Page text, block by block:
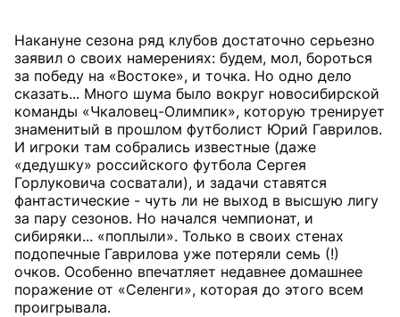
Накануне сезона ряд клубов достаточно серьезно
заявил о своих намерениях: будем, мол, бороться
за победу на «Востоке», и точка. Но одно дело
сказать... Много шума было вокруг новосибирской
команды «Чкаловец-Олимпик», которую тренирует
знаменитый в прошлом футболист Юрий Гаврилов.
И игроки там собрались известные (даже
«дедушку» российского футбола Сергея
Горлуковича сосватали), и задачи ставятся
фантастические - чуть ли не выход в высшую лигу
за пару сезонов. Но начался чемпионат, и
сибиряки... «поплыли». Только в своих стенах
подопечные Гаврилова уже потеряли семь (!)
очков. Особенно впечатляет недавнее домашнее
поражение от «Селенги», которая до этого всем
проигрывала.